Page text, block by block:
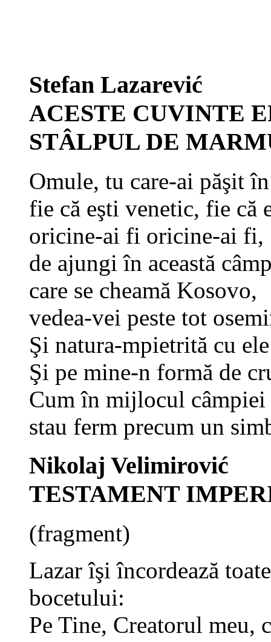
Stefan Lazarević
ACESTE CUVINTE
STÂLPUL DE
Omule, tu care-ai păşit
fie că eşti venetic, fie că
oricine-ai fi oricine-ai fi,
de ajungi în această
care se cheamă Kosovo,
vedea-vei peste tot
Şi natura-mpietrită cu ele
Şi pe mine-n formă de
Cum în mijlocul câmpiei
stau ferm precum un
Nikolaj Velimirović
TESTAMENT
(fragment)
Lazar îşi încordează
bocetului:
Pe Tine, Creatorul meu,